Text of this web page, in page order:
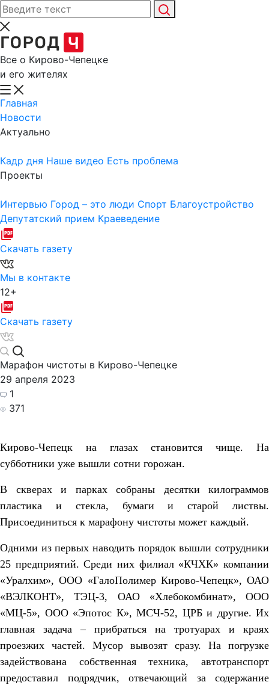
Все о Кирово-Чепецке
и его жителях
Главная
Новости
Актуально
Кадр дня Наше видео Есть проблема
Проекты
Интервью Город – это люди Спорт Благоустройство
Депутатский прием Краеведение
Скачать газету
Мы в контакте
12+
Скачать газету
Марафон чистоты в Кирово-Чепецке
29 апреля 2023
1
371
Кирово-Чепецк на глазах становится чище. На
субботники уже вышли сотни горожан.
В скверах и парках собраны десятки килограммов
пластика и стекла, бумаги и старой листвы.
Присоединиться к марафону чистоты может каждый.
Одними из первых наводить порядок вышли сотрудники
25 предприятий. Среди них филиал «КЧХК» компании
«Уралхим», ООО «ГалоПолимер Кирово-Чепецк», ОАО
«ВЭЛКОНТ», ТЭЦ-3, ОАО «Хлебокомбинат», ООО
«МЦ-5», ООО «Эпотос К», МСЧ-52, ЦРБ и другие. Их
главная задача – прибраться на тротуарах и краях
проезжих частей. Мусор вывозят сразу. На погрузке
задействована собственная техника, автотранспорт
предоставил подрядчик, отвечающий за содержание